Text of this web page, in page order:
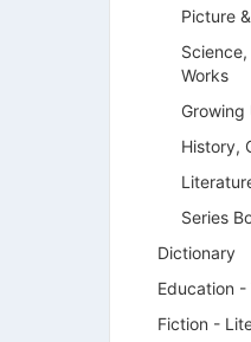
Picture
Works
Growing
History,
Series
Dictionary
Education -
Fiction -